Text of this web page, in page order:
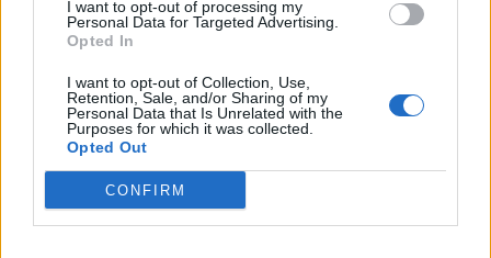
I want to opt-out of processing my
Personal Data for Targeted Advertising.
Opted In
I want to opt-out of Collection, Use,
Retention, Sale, and/or Sharing of my
Personal Data that Is Unrelated with the
Purposes for which it was collected.
Opted Out
CONFIRM